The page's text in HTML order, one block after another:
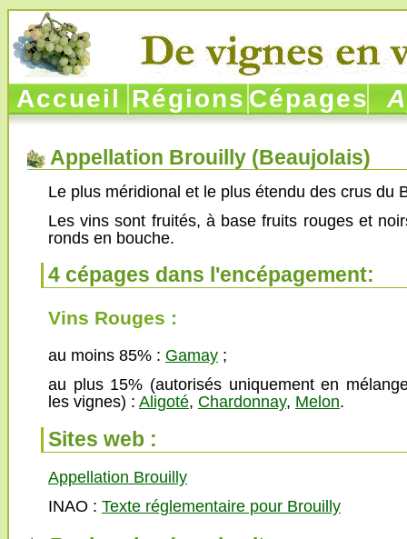
Accueil Régions Cépages
Appellation Brouilly (Beaujolais)
Le plus méridional et le plus étendu des crus du
Les vins sont fruités, à base fruits rouges et
ronds en bouche.
4 cépages dans l'encépagement:
Vins Rouges :
au moins 85% : Gamay ;
au plus 15% (autorisés uniquement en
les vignes) : Aligoté, Chardonnay, Melon.
Sites web :
Appellation Brouilly
INAO : Texte réglementaire pour Brouilly